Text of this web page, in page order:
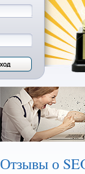
Отзывы о